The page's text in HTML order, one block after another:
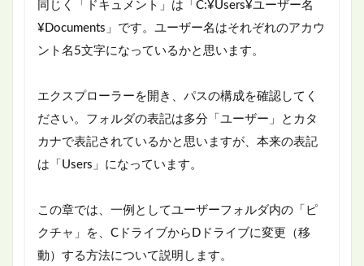
同じく「ドキュメント」は「C:¥Users¥ユーザー名
¥Documents」です。ユーザー名はそれぞれのアカウ
ント名5文字になっているかと思います。
エクスプローラーを開き、パスの構成を確認してく
ださい。フォルダの表記は多分「ユーザー」とカタ
カナで表記されているかと思いますが、本来の表記
は「Users」になっています。
この章では、一例としてユーザーフォルダ内の「ピ
クチャ」を、CドライブからDドライブに変更（移
動）する方法について説明します。